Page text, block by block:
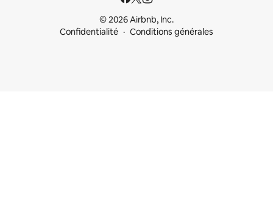
© 2026 Airbnb, Inc.
Confidentialité
Conditions générales